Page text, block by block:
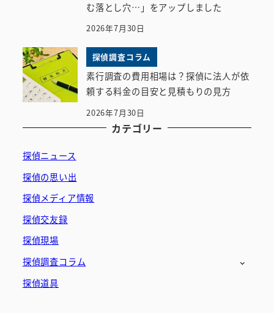
む落とし穴…」をアップしました
2026年7月30日
探偵調査コラム
素行調査の費用相場は？探偵に法人が依
頼する料金の目安と見積もりの見方
2026年7月30日
カテゴリー
探偵ニュース
探偵の思い出
探偵メディア情報
探偵交友録
探偵現場
探偵調査コラム
探偵道具